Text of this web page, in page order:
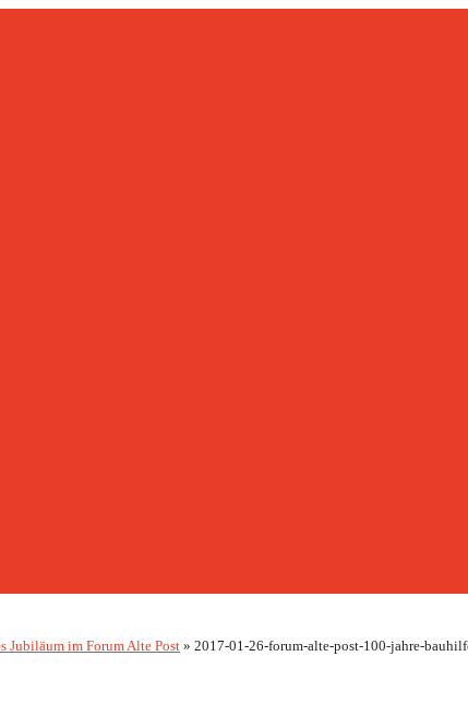
Jubiläum im Forum Alte Post » 2017-01-26-forum-alte-post-100-jahre-